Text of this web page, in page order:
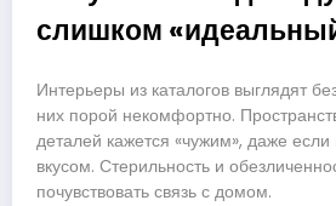
слишком
Интерьеры из каталогов выглядят
них порой некомфортно.
деталей кажется «чужим», даже
вкусом. Стерильность и
почувствовать связь с домом.